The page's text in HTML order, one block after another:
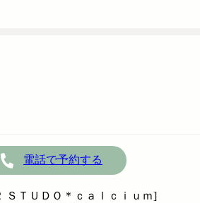
電話で予約する
ＳＴＵＤＯ＊ｃａｌｃｉｕｍ]